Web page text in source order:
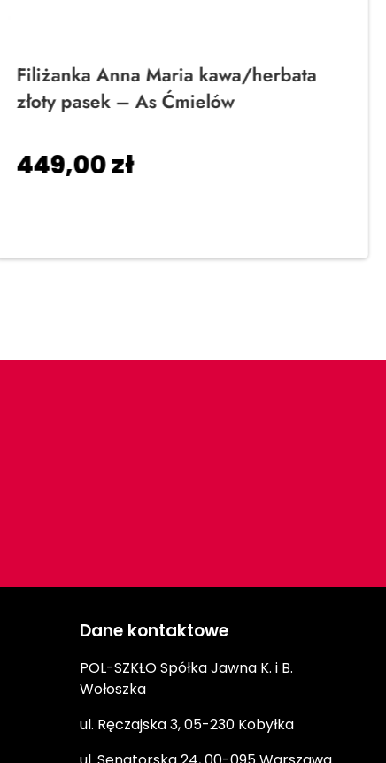
Filiżanka Anna Maria kawa/herbata
złoty pasek – As Ćmielów
449,00zł
Dane kontaktowe
POL-SZKŁO Spółka Jawna K. i B.
Wołoszka
ul. Ręczajska 3, 05-230 Kobyłka